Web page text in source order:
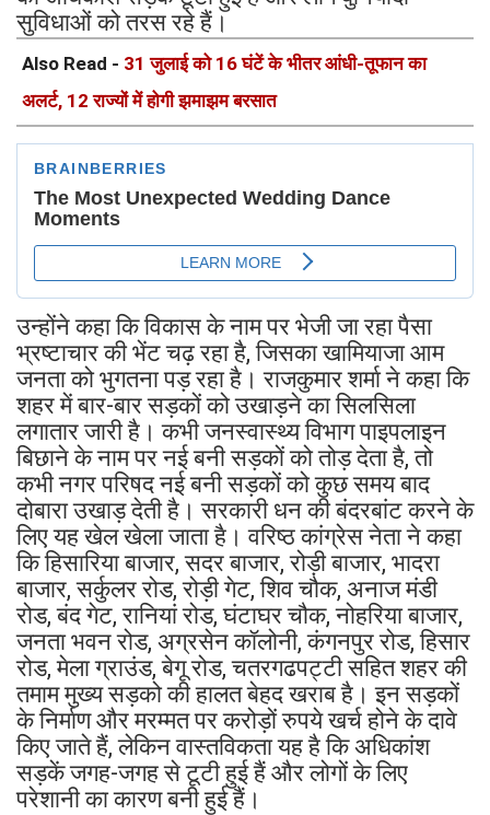
सुविधाओं को तरस रहे हैं।
Also Read - 31 जुलाई को 16 घंटें के भीतर आंधी-तूफान का
अलर्ट, 12 राज्यों में होगी झमाझम बरसात
उन्होंने कहा कि विकास के नाम पर भेजी जा रहा पैसा
भ्रष्टाचार की भेंट चढ़ रहा है, जिसका खामियाजा आम
जनता को भुगतना पड़ रहा है। राजकुमार शर्मा ने कहा कि
शहर में बार-बार सड़कों को उखाड़ने का सिलसिला
लगातार जारी है। कभी जनस्वास्थ्य विभाग पाइपलाइन
बिछाने के नाम पर नई बनी सड़कों को तोड़ देता है, तो
कभी नगर परिषद नई बनी सड़कों को कुछ समय बाद
दोबारा उखाड़ देती है। सरकारी धन की बंदरबांट करने के
लिए यह खेल खेला जाता है। वरिष्ठ कांग्रेस नेता ने कहा
कि हिसारिया बाजार, सदर बाजार, रोड़ी बाजार, भादरा
बाजार, सर्कुलर रोड, रोड़ी गेट, शिव चौक, अनाज मंडी
रोड, बंद गेट, रानियां रोड, घंटाघर चौक, नोहरिया बाजार,
जनता भवन रोड, अग्रसेन कॉलोनी, कंगनपुर रोड, हिसार
रोड, मेला ग्राउंड, बेगू रोड, चतरगढपट्टी सहित शहर की
तमाम मुख्य सड़को की हालत बेहद खराब है। इन सड़कों
के निर्माण और मरम्मत पर करोड़ों रुपये खर्च होने के दावे
किए जाते हैं, लेकिन वास्तविकता यह है कि अधिकांश
सड़कें जगह-जगह से टूटी हुई हैं और लोगों के लिए
परेशानी का कारण बनी हुई हैं।